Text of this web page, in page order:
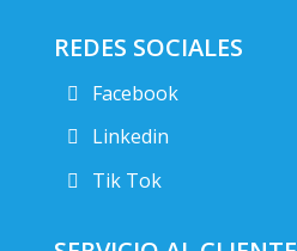
REDES SOCIALES
Facebook
Linkedin
Tik Tok